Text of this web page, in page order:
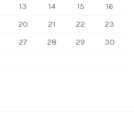
13 14 15
16
20 21 22
23
27 28 29
30